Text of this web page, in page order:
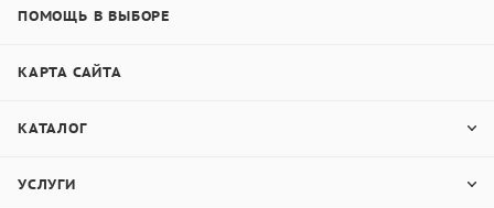
ПОМОЩЬ В ВЫБОРЕ
КАРТА САЙТА
КАТАЛОГ
УСЛУГИ